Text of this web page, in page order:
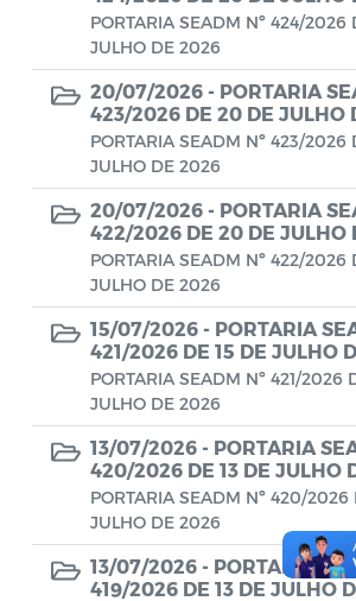
CMHA
Conselho Municipal de
Conselho Municipal de
Conselho Municipal do
Sustentável Rural e
Araruama –
Conselho Municipal do Idoso
Conselho Municipal do Meio
CONDEMA
Conselho Municipal dos
Criança e do Adolescente de
CMDCAA
Contratos
Convênio
Convocação
PORTARIA SEADM Nº 424/2026
JULHO DE 2026
20/07/2026 - PORTARIA
423/2026 DE 20 DE JULHO
PORTARIA SEADM Nº 423/2026
JULHO DE 2026
20/07/2026 - PORTARIA
422/2026 DE 20 DE JULHO
PORTARIA SEADM Nº 422/2026
JULHO DE 2026
15/07/2026 - PORTARIA
421/2026 DE 15 DE JULHO
PORTARIA SEADM Nº 421/2026
JULHO DE 2026
13/07/2026 - PORTARIA
420/2026 DE 13 DE JULHO
PORTARIA SEADM Nº 420/2026
JULHO DE 2026
13/07/2026 - PORTARIA
419/2026 DE 13 DE JULHO